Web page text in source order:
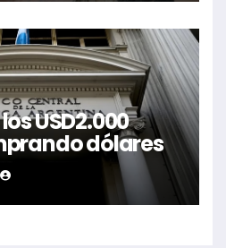
USD2.000
dólares